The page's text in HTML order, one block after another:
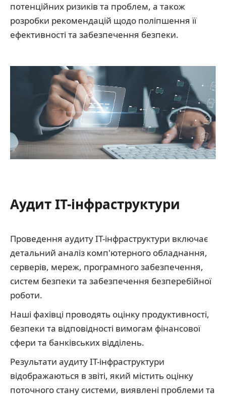
потенційних ризиків та проблем, а також
розробки рекомендацій щодо поліпшення її
ефективності та забезпечення безпеки.
Аудит IT-інфраструктури
Проведення аудиту IT-інфраструктури включає
детальний аналіз комп'ютерного обладнання,
серверів, мереж, програмного забезпечення,
систем безпеки та забезпечення безперебійної
роботи.
Наші фахівці проводять оцінку продуктивності,
безпеки та відповідності вимогам фінансової
сфери та банківських відділень.
Результати аудиту IT-інфраструктури
відображаються в звіті, який містить оцінку
поточного стану системи, виявлені проблеми та